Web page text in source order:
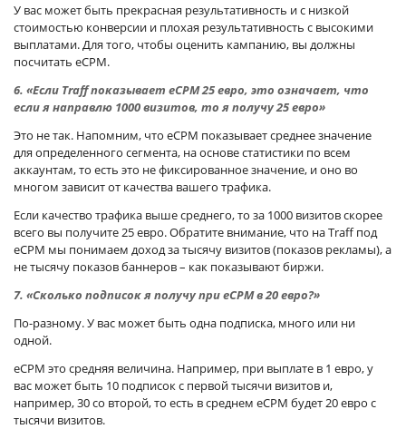
У вас может быть прекрасная результативность и с низкой
стоимостью конверсии и плохая результативность с высокими
выплатами. Для того, чтобы оценить кампанию, вы должны
посчитать eCPM.
6. «Если Traff показывает eCPM 25 евро, это означает, что
если я направлю 1000 визитов, то я получу 25 евро»
Это не так. Напомним, что eCPM показывает среднее значение
для определенного сегмента, на основе статистики по всем
аккаунтам, то есть это не фиксированное значение, и оно во
многом зависит от качества вашего трафика.
Если качество трафика выше среднего, то за 1000 визитов скорее
всего вы получите 25 евро. Обратите внимание, что на Traff под
eCPM мы понимаем доход за тысячу визитов (показов рекламы), а
не тысячу показов баннеров – как показывают биржи.
7. «Сколько подписок я получу при eCPM в 20 евро?»
По-разному. У вас может быть одна подписка, много или ни
одной.
eCPM это средняя величина. Например, при выплате в 1 евро, у
вас может быть 10 подписок с первой тысячи визитов и,
например, 30 со второй, то есть в среднем eCPM будет 20 евро с
тысячи визитов.